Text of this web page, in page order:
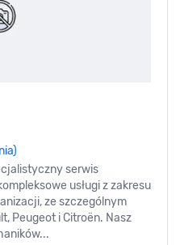
serwis
usługi z zakresu
ze szczególnym
Peugeot i Citroën. Nasz